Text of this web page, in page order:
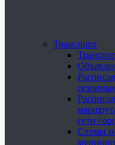
Транспорт
сети
Схемы